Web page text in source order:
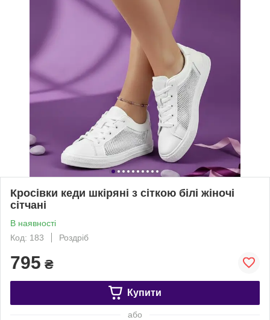
Кросівки кеди шкіряні з сіткою білі жіночі
сітчані
В наявності
Код: 183
Роздріб
795 ₴
Купити
або